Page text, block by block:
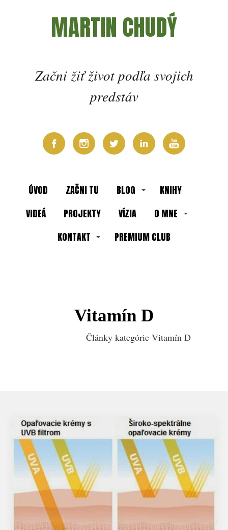
MARTIN CHUDÝ
Začni žiť život podľa svojich
predstáv
ÚVOD ZAČNI TU BLOG
KNIHY
VIDEÁ
PROJEKTY VÍZIA
O MNE
KONTAKT
PREMIUM CLUB
Vitamín D
Články kategórie Vitamín D